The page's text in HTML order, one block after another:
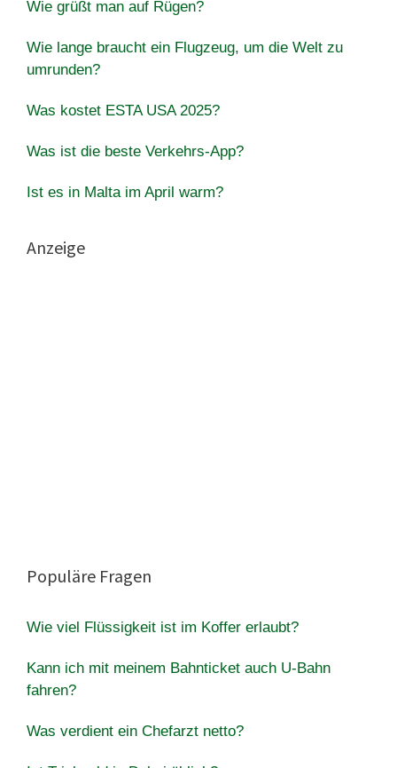
Wie grüßt man auf Rügen?
Wie lange braucht ein Flugzeug, um die Welt zu
umrunden?
Was kostet ESTA USA 2025?
Was ist die beste Verkehrs-App?
Ist es in Malta im April warm?
Anzeige
Populäre Fragen
Wie viel Flüssigkeit ist im Koffer erlaubt?
Kann ich mit meinem Bahnticket auch U-Bahn
fahren?
Was verdient ein Chefarzt netto?